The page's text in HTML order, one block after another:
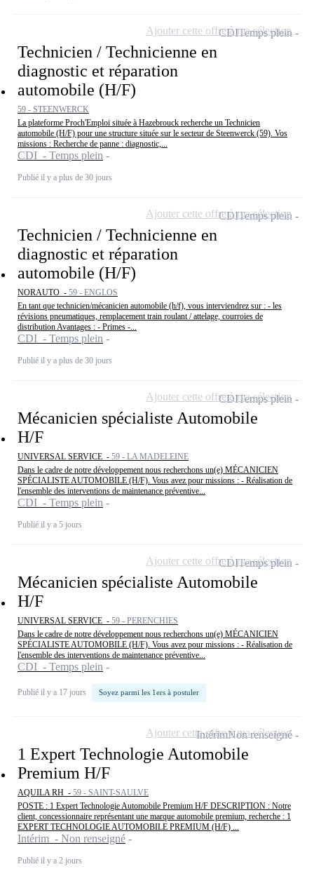
Technicien / Technicienne en
diagnostic et réparation
automobile (H/F)
59 - STEENWERCK
La plateforme Proch'Emploi située à Hazebrouck recherche un Technicien
automobile (H/F) pour une structure située sur le secteur de Steenwerck (59). Vos
missions : Recherche de panne : diagnostic,...
CDI - Temps plein
Publié il y a plus de 30 jours
CDITemps plein
Ajouter cette offre à ma sélection
Technicien / Technicienne en
diagnostic et réparation
automobile (H/F)
NORAUTO - 59 - ENGLOS
En tant que technicien/mécanicien automobile (h/f), vous interviendrez sur : - les
révisions pneumatiques, remplacement train roulant / attelage, courroies de
distribution Avantages : - Primes -...
CDI - Temps plein
Publié il y a plus de 30 jours
CDITemps plein
Ajouter cette offre à ma sélection
Mécanicien spécialiste Automobile
H/F
UNIVERSAL SERVICE - 59 - LA MADELEINE
Dans le cadre de notre développement nous recherchons un(e) MÉCANICIEN
SPÉCIALISTE AUTOMOBILE (H/F). Vous avez pour missions : - Réalisation de
l'ensemble des interventions de maintenance préventive...
CDI - Temps plein
Publié il y a 5 jours
CDITemps plein
Ajouter cette offre à ma sélection
Mécanicien spécialiste Automobile
H/F
UNIVERSAL SERVICE - 59 - PERENCHIES
Dans le cadre de notre développement nous recherchons un(e) MÉCANICIEN
SPÉCIALISTE AUTOMOBILE (H/F). Vous avez pour missions : - Réalisation de
l'ensemble des interventions de maintenance préventive...
CDI - Temps plein
Publié il y a 17 jours Soyez parmi les 1ers à postuler
CDITemps plein
Ajouter cette offre à ma sélection
1 Expert Technologie Automobile
Premium H/F
AQUILA RH - 59 - SAINT-SAULVE
POSTE : 1 Expert Technologie Automobile Premium H/F DESCRIPTION : Notre
client, concessionnaire représentant une marque automobile premium, recherche : 1
EXPERT TECHNOLOGIE AUTOMOBILE PREMIUM (H/F) ...
Intérim - Non renseigné
Publié il y a 2 jours
IntérimNon renseigné
Ajouter cette offre à ma sélection